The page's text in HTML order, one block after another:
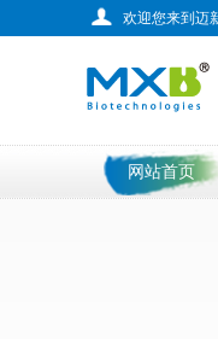
欢迎您来到迈
网站首页